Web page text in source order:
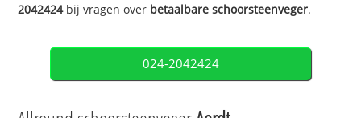
2042424bij vragen over betaalbare schoorsteenveger.
024-2042424